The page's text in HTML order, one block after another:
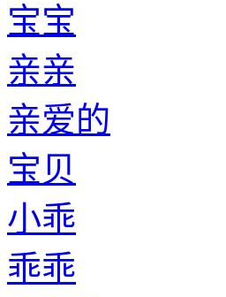
宝宝
亲亲
亲爱的
宝贝
小乖
乖乖